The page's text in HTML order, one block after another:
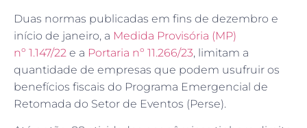
Duas normas publicadas em fins de dezembro e
início de janeiro, a Medida Provisória (MP)
nº 1.147/22 e a Portaria nº 11.266/23, limitam a
quantidade de empresas que podem usufruir os
benefícios fiscais do Programa Emergencial de
Retomada do Setor de Eventos (Perse).